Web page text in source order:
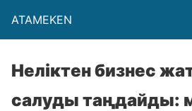
ATAMEKEN
Неліктен бизнес
салуды таңдайды: